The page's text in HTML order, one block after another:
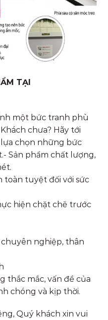
TẠI
một bức tranh phù
chưa? Hãy tới
chọn những bức
Sản phẩm chất lượng,
toàn tuyệt đối với sức
hiện chặt chẽ trước
nghiệp, thân
thắc mắc, vấn đề của
chóng và kịp thời.
Quý khách xin vui